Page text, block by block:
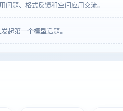
问题、格式反馈和空间应用交流。
起第一个模型话题。